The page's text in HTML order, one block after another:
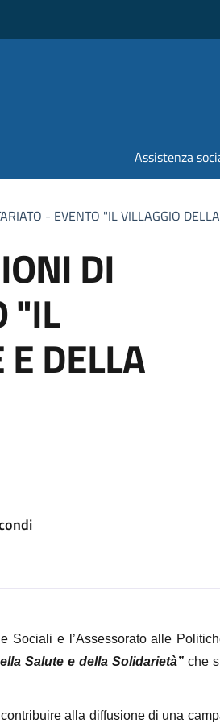
Assistenza
- EVENTO "IL VILLAGGIO
DI
"IL
DELLA
Sociali e l’Assessorato alle
Salute e della Solidarietà” che
contribuire alla diffusione di una